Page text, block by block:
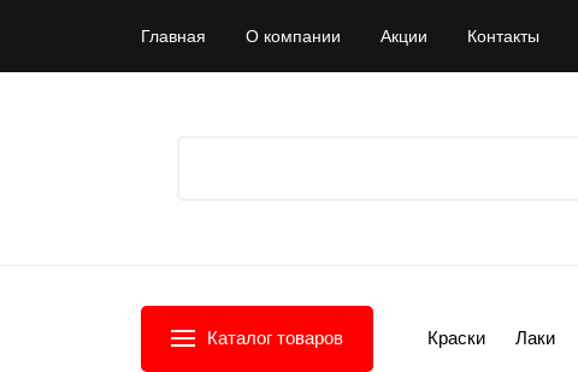
Главная О компании Акции Контакты
Каталог товаров Краски Лаки